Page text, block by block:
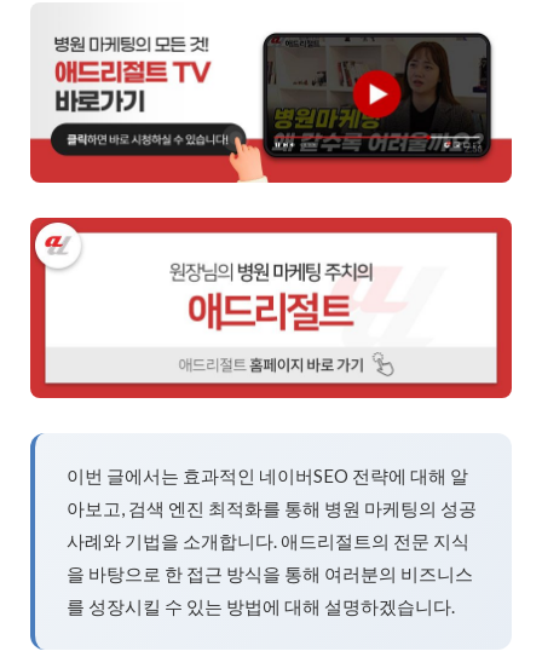
이번 글에서는 효과적인 네이버SEO 전략에 대해 알
아보고, 검색 엔진 최적화를 통해 병원 마케팅의 성공
사례와 기법을 소개합니다. 애드리절트의 전문 지식
을 바탕으로 한 접근 방식을 통해 여러분의 비즈니스
를 성장시킬 수 있는 방법에 대해 설명하겠습니다.